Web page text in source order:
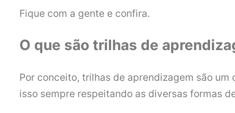
Fique com a gente e confira.
O que são trilhas de
Por conceito, trilhas de aprendizagem são
isso sempre respeitando as diversas formas